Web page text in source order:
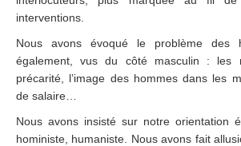
interventions.
Nous avons évoqué le problème des
également, vus du côté masculin : les
précarité, l’image des hommes dans les
de salaire…
Nous avons insisté sur notre orientation
hoministe, humaniste. Nous avons fait